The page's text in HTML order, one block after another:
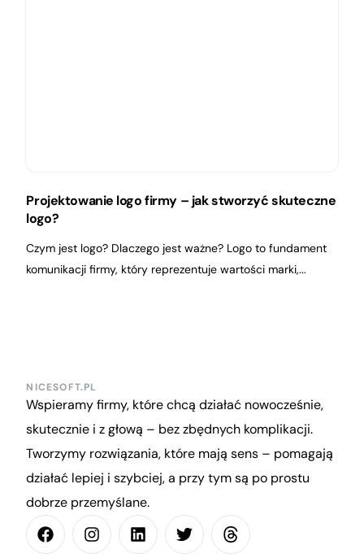
Projektowanie logo firmy – jak stworzyć skuteczne
logo?
Czym jest logo? Dlaczego jest ważne? Logo to fundament
komunikacji firmy, który reprezentuje wartości marki,...
NICESOFT.PL
Wspieramy firmy, które chcą działać nowocześnie,
skutecznie i z głową – bez zbędnych komplikacji.
Tworzymy rozwiązania, które mają sens – pomagają
działać lepiej i szybciej, a przy tym są po prostu
dobrze przemyślane.